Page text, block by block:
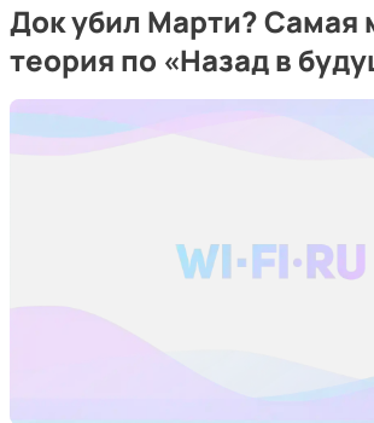
Док убил Марти? Самая
теория по «Назад в